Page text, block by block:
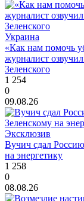
Украина
«Как нам помочь
журналист
Зеленского
1 254
0
09.08.26
Эксклюзив
Вучич сдал
на энергетику
1 258
0
08.08.26